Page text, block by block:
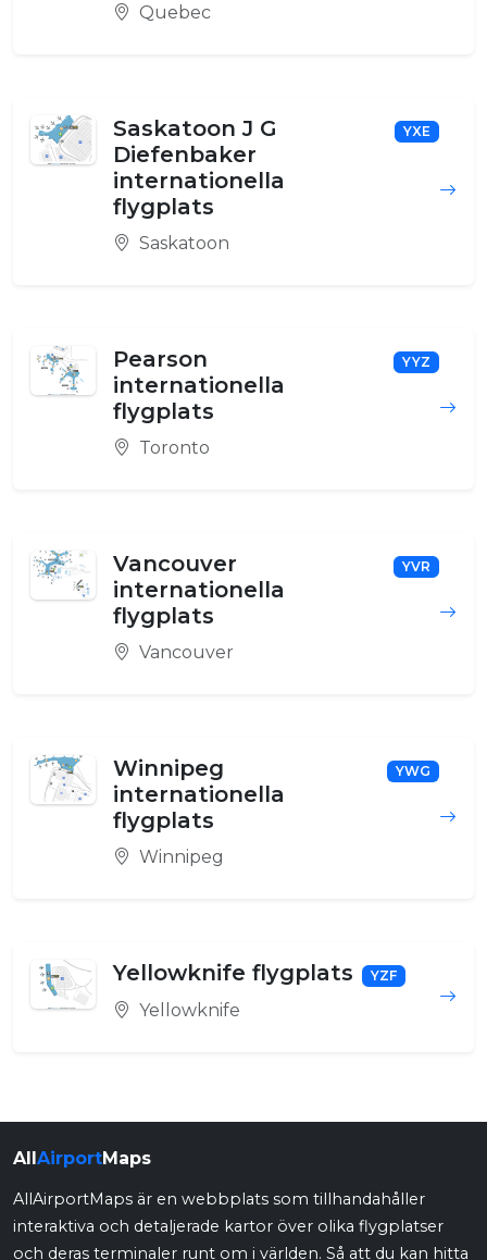
Quebec
Saskatoon J G
Diefenbaker
internationella
flygplats
YXE
Saskatoon
Pearson
internationella
flygplats
YYZ
Toronto
Vancouver
internationella
flygplats
YVR
Vancouver
Winnipeg
internationella
flygplats
YWG
Winnipeg
Yellowknife flygplats YZF
Yellowknife
All AirportMaps
AllAirportMaps är en webbplats som tillhandahåller
interaktiva och detaljerade kartor över olika flygplatser
och deras terminaler runt om i världen. Så att du kan hitta